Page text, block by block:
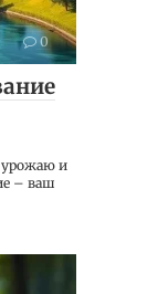
0
урожаю и
– ваш